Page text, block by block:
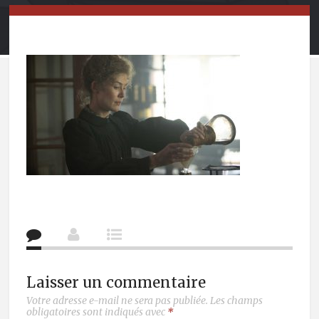
Laisser un commentaire
Votre adresse e-mail ne sera pas publiée. Les champs
obligatoires sont indiqués avec *